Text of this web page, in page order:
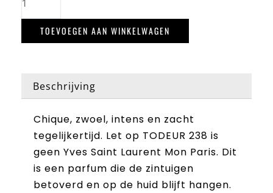
aantal
TOEVOEGEN AAN WINKELWAGEN
Beschrijving
Chique, zwoel, intens en zacht
tegelijkertijd. Let op TODEUR 238 is
geen Yves Saint Laurent Mon Paris. Dit
is een parfum die de zintuigen
betoverd en op de huid blijft hangen.